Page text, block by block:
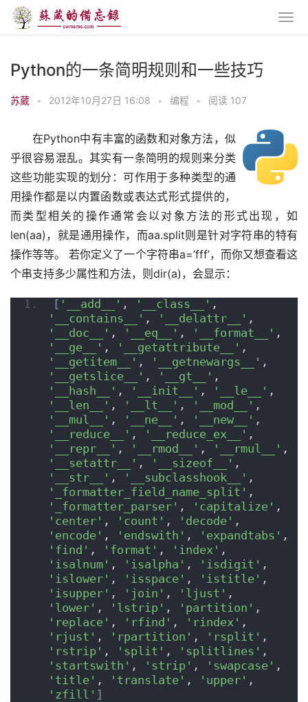
Python的一条简明规则和一些技巧
苏葳 • 2012年10月27日 16:08 • 编程 • 阅读 107
在Python中有丰富的函数和对象方法，似
乎很容易混乱。其实有一条简明的规则来分类
这些功能实现的划分：可作用于多种类型的通
用操作都是以内置函数或表达式形式提供的，
而类型相关的操作通常会以对象方法的形式出现，如
len(aa)，就是通用操作，而aa.split则是针对字符串的特有
操作等等。 若你定义了一个字符串a=’fff’，而你又想查看这
个串支持多少属性和方法，则dir(a)，会显示：
[ '__add__' , '__class__'
'__contains__' , '__delattr__'
'__doc__' , '__eq__' , '__format__'
'__ge__' , '__getattribute__'
'__getitem__' , '__getnewargs__'
'__getslice__' , '__gt__'
'__hash__' , '__init__' , '__le__'
'__len__' , '__lt__' , '__mod__'
'__mul__' , '__ne__' , '__new__'
'__reduce__' , '__reduce_ex__'
'__repr__' , '__rmod__' , '__rmul__'
'__setattr__' , '__sizeof__'
'__str__' , '__subclasshook__'
'_formatter_field_name_split'
'_formatter_parser' , 'capitalize'
'center' , 'count' , 'decode'
'encode' , 'endswith' , 'expandtabs'
'find' , 'format' , 'index'
'isalnum' , 'isalpha' , 'isdigit'
'islower' , 'isspace' , 'istitle'
'isupper' , 'join' , 'ljust'
'lower' , 'lstrip' , 'partition'
'replace' , 'rfind' , 'rindex'
'rjust' , 'rpartition' , 'rsplit'
'rstrip' , 'split' , 'splitlines'
'startswith' , 'strip' , 'swapcase'
'title' , 'translate' , 'upper'
'zfill' ]